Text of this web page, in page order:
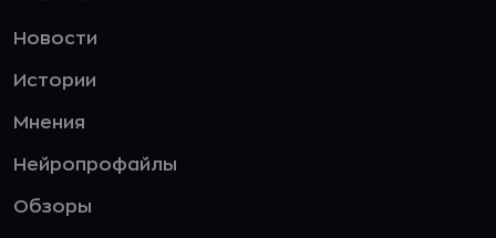
Новости
Истории
Мнения
Нейропрофайлы
Обзоры